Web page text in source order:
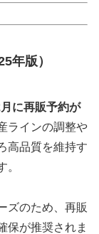
年版）
に再販予約が
ラインの調整や
高品質を維持す
。
ズのため、再販
保が推奨されま